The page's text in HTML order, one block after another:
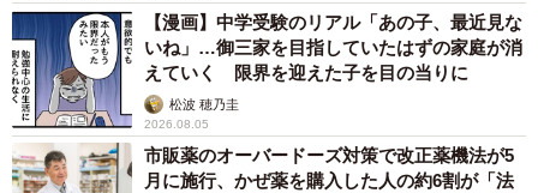
【漫画】中学受験のリアル「あの子、最近見な
いね」…御三家を目指していたはずの家庭が消
えていく 限界を迎えた子を目の当りに
松波 穂乃圭
2026.08.05
市販薬のオーバードーズ対策で改正薬機法が5
月に施行、かぜ薬を購入した人の約6割が「法